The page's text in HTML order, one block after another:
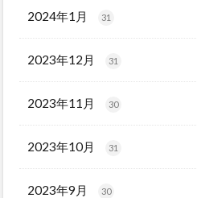
2024年1月 31
2023年12月 31
2023年11月 30
2023年10月 31
2023年9月 30